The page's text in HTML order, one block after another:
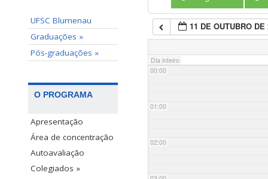
UFSC Blumenau
Graduações »
Pós-graduações »
O PROGRAMA
Apresentação
Área de concentração
Autoavaliação
Colegiados »
11 DE OUTUBRO DE
Dia inteiro
00:00
01:00
02:00